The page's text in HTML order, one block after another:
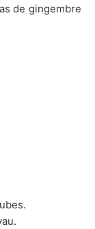
de gingembre